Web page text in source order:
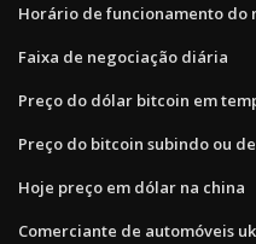
Horário de funcionamento do
Faixa de negociação diária
Preço do dólar bitcoin em
Preço do bitcoin subindo ou
Hoje preço em dólar na china
Comerciante de automóveis uk